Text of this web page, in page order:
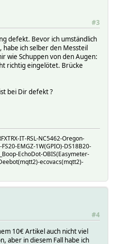
#3
defekt. Bevor ich umständlich
ich selber den Messteil
wie Schuppen von den Augen:
richtig eingelötet. Brücke
bei Dir defekt ?
IT-RSL-NC5462-Oregon-
EMGZ-1W(GPIO)-DS18B20-
EchoDot-OBIS(Easymeter-
ecovacs(mqtt2)-
#4
10€ Artikel auch nicht viel
aber in diesem Fall habe ich